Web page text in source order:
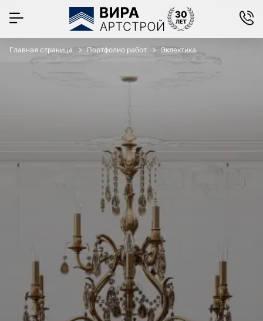
Главная страница Портфолио работ Эклектика